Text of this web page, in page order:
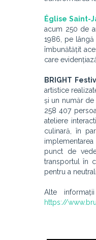
Église Saint-
acum 250 de
1986, pe
îmbunătățit
care
BRIGHT
artistice
și un număr
258 407
ateliere
culinară, în
punct de
transportul în
pentru a
Alte
https://